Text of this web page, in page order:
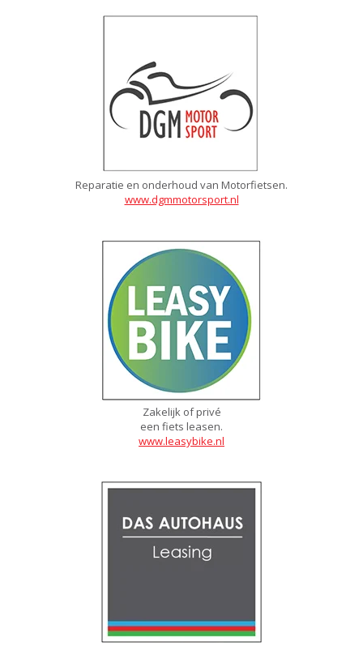
Reparatie en onderhoud van Motorfietsen.
www.dgmmotorsport.nl
Zakelijk of privé
een fiets leasen.
www.leasybike.nl